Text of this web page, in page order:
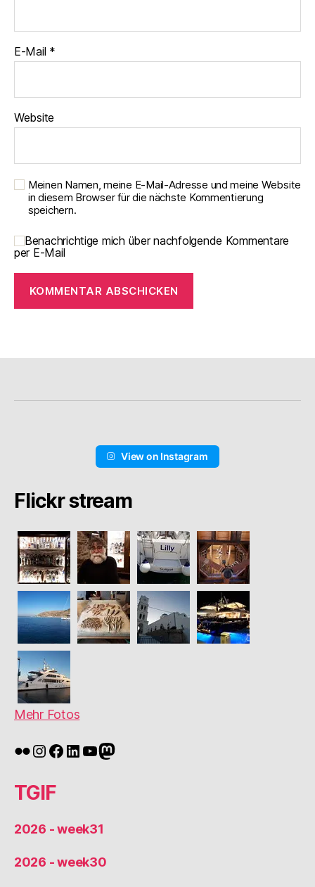
E-Mail *
Website
Meinen Namen, meine E-Mail-Adresse und meine Website
in diesem Browser für die nächste Kommentierung
speichern.
Benachrichtige mich über nachfolgende Kommentare
per E-Mail
View on Instagram
Flickr stream
Mehr Fotos
Flickr
Instagram
Facebook
LinkedIn
YouTube
Mastodon
TGIF
2026 - week31
2026 - week30